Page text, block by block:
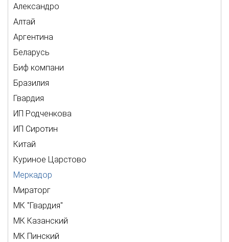
Александро
Алтай
Аргентина
Беларусь
Биф компани
Бразилия
Гвардия
ИП Родченкова
ИП Сиротин
Китай
Куриное Царстово
Меркадор
Мираторг
МК "Гвардия"
МК Казанский
МК Пинский